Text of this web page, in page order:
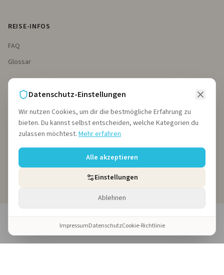
REISE-INFOS
FAQ
Glossar
KONTAKT
Thomas West
hallo@soul-holiday.de
Kostenlosen Info-Call buchen →
©2026Soul Holiday · Thomas West
DatenschutzCookie-RichtlinieAGB Cookie-Einstellungen
Datenschutz-Einstellungen
Wir nutzen Cookies, um dir die bestmögliche Erfahrung zu
bieten. Du kannst selbst entscheiden, welche Kategorien du
zulassen möchtest. Mehr erfahren
Alle akzeptieren
Einstellungen
Ablehnen
ImpressumDatenschutzCookie-Richtlinie